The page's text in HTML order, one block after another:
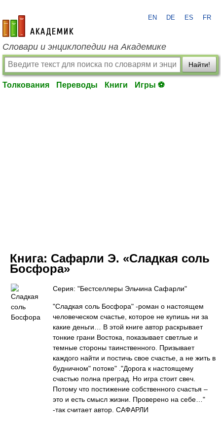
academic.ru
EN DE ES FR
Словари и энциклопедии на Академике
Найти!
Толкования Переводы Книги Игры ⚽
Книга: Сафарли Э. «Сладкая соль
Босфора»
Серия: "Бестселлеры Эльчина Сафарли"
"Сладкая соль Босфора" -роман о настоящем
человеческом счастье, которое не купишь ни за
какие деньги… В этой книге автор раскрывает
тонкие грани Востока, показывает светлые и
темные стороны таинственного. Призывает
каждого найти и постичь свое счастье, а не жить в
будничном" потоке" ."Дорога к настоящему
счастью полна преград. Но игра стоит свеч.
Потому что постижение собственного счастья –
это и есть смысл жизни. Проверено на себе…"
-так считает автор. САФАРЛИ